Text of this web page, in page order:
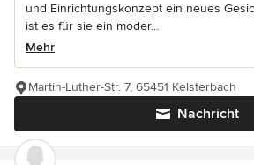
und Einrichtungskonzept ein neues
ist es für sie ein moder...
Mehr
Nachricht
Martin-Luther-Str. 7, 65451 Kelsterbach